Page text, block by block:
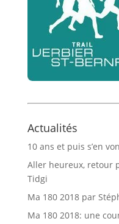
Actualités
10 ans et puis s’en
Aller heureux, retour
Tidgi
Ma 180 2018 par
Ma 180 2018: une